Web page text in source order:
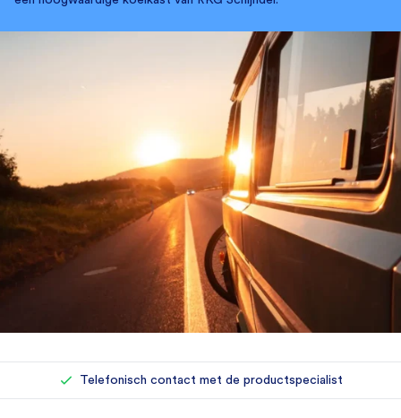
Eigen reparatieafdeling (500+ reparaties per jaar)
Telefonisch contact met de productspecialist